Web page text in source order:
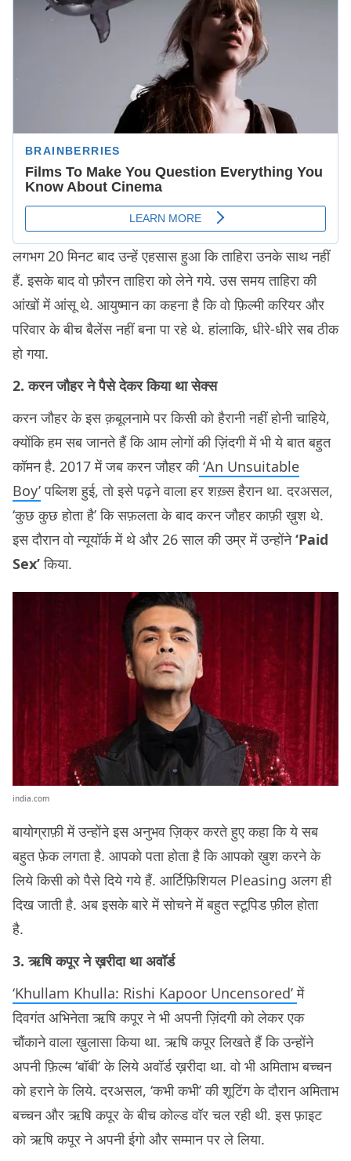
लगभग 20 मिनट बाद उन्हें एहसास हुआ कि ताहिरा उनके साथ नहीं
हैं. इसके बाद वो फ़ौरन ताहिरा को लेने गये. उस समय ताहिरा की
आंखों में आंसू थे. आयुष्मान का कहना है कि वो फ़िल्मी करियर और
परिवार के बीच बैलेंस नहीं बना पा रहे थे. हांलाकि, धीरे-धीरे सब ठीक
हो गया.
2. करन जौहर ने पैसे देकर किया था सेक्स
करन जौहर के इस क़बूलनामे पर किसी को हैरानी नहीं होनी चाहिये,
क्योंकि हम सब जानते हैं कि आम लोगों की ज़िंदगी में भी ये बात बहुत
कॉमन है. 2017 में जब करन जौहर की‘An Unsuitable
Boy’ पब्लिश हुई, तो इसे पढ़ने वाला हर शख़्स हैरान था. दरअसल,
‘कुछ कुछ होता है’ कि सफ़लता के बाद करन जौहर काफ़ी ख़ुश थे.
इस दौरान वो न्यूयॉर्क में थे और 26 साल की उम्र में उन्होंने‘Paid
Sex’किया.
india.com
बायोग्राफ़ी में उन्होंने इस अनुभव ज़िक्र करते हुए कहा कि ये सब
बहुत फ़ेक लगता है. आपको पता होता है कि आपको ख़ुश करने के
लिये किसी को पैसे दिये गये हैं. आर्टिफ़िशियल Pleasing अलग ही
दिख जाती है. अब इसके बारे में सोचने में बहुत स्टूपिड फ़ील होता
है.
3. ऋषि कपूर ने ख़रीदा था अवॉर्ड
‘Khullam Khulla: Rishi Kapoor Uncensored’में
दिवगंत अभिनेता ऋषि कपूर ने भी अपनी ज़िंदगी को लेकर एक
चौंकाने वाला ख़ुलासा किया था. ऋषि कपूर लिखते हैं कि उन्होंने
अपनी फ़िल्म ‘बॉबी’ के लिये अवॉर्ड ख़रीदा था. वो भी अमिताभ बच्चन
को हराने के लिये. दरअसल, ‘कभी कभी’ की शूटिंग के दौरान अमिताभ
बच्चन और ऋषि कपूर के बीच कोल्ड वॉर चल रही थी. इस फ़ाइट
को ऋषि कपूर ने अपनी ईगो और सम्मान पर ले लिया.